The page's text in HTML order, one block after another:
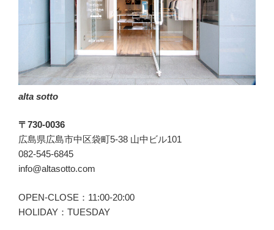
パ
ー
マ
ン
の
alta sotto
〒730-0036
広島県広島市中区袋町5-38 山中ビル101
082-545-6845
info@altasotto.com
OPEN-CLOSE：11:00-20:00
HOLIDAY：TUESDAY